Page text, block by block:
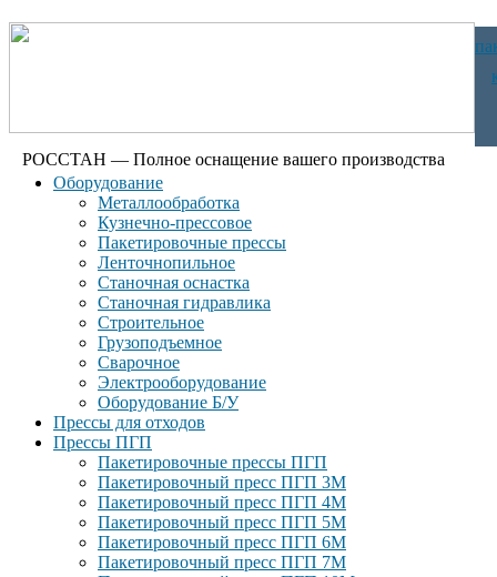
РОССТАН — Полное оснащение вашего производства
Оборудование
Металлообработка
Кузнечно-прессовое
Пакетировочные прессы
Ленточнопильное
Станочная оснастка
Станочная гидравлика
Строительное
Грузоподъемное
Сварочное
Электрооборудование
Оборудование Б/У
Прессы для отходов
Прессы ПГП
Пакетировочные прессы ПГП
Пакетировочный пресс ПГП 3М
Пакетировочный пресс ПГП 4М
Пакетировочный пресс ПГП 5М
Пакетировочный пресс ПГП 6М
Пакетировочный пресс ПГП 7М